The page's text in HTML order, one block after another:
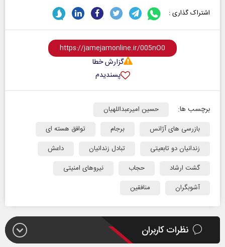
اشتراک گذاری :
گزارش خطا
پسندیدم
برچسب ها:
حسین امیرعبداللهیان
بازرسی های آژانس
برجام
توافق هسته ای
زندانیان دو تابعیتی
تبادل زندانیان
داعش
گشت ارشاد
حجاب
نیروهای امنیتی
آشوبگران
منافقین
نظرات کاربران